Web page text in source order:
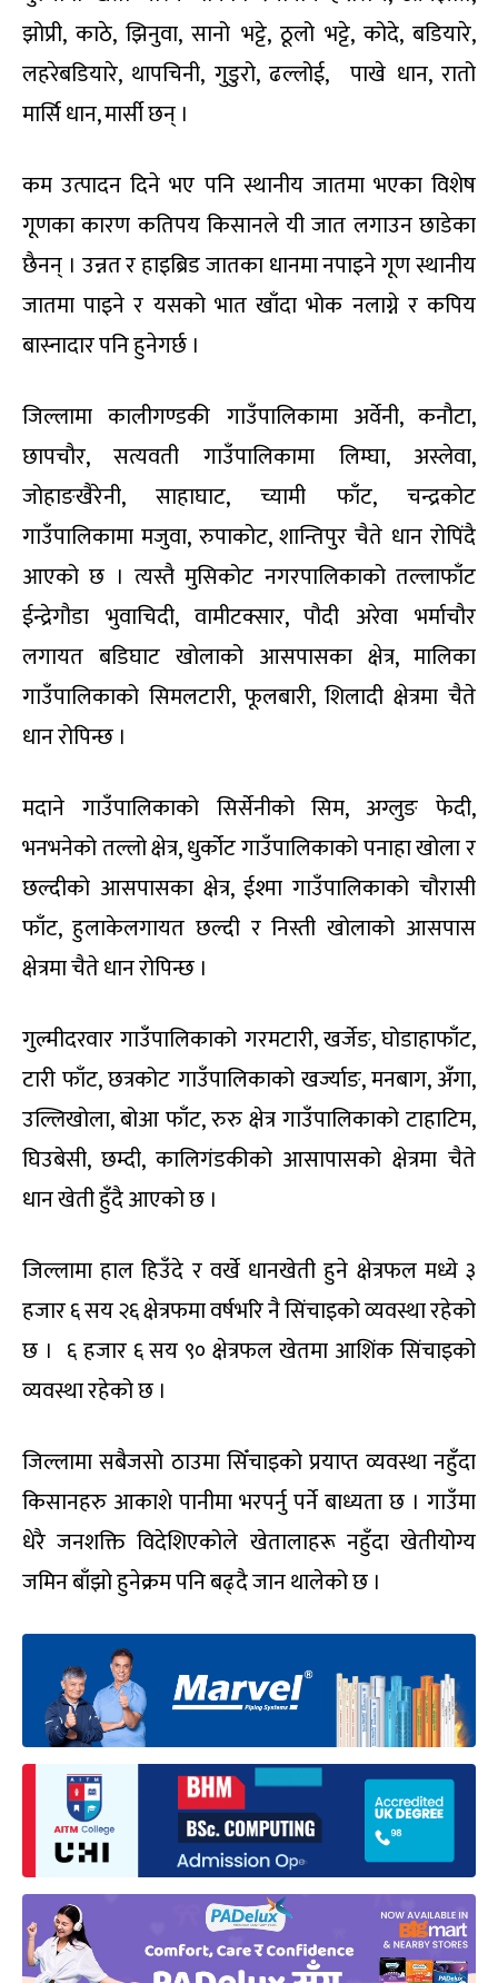
झोप्री, काठे, झिनुवा, सानो भट्टे, ठूलो भट्टे, कोदे, बडियारे,
लहरेबडियारे, थापचिनी, गुडुरो, ढल्लोई, पाखे धान, रातो
मार्सि धान, मार्सी छन् ।
कम उत्पादन दिने भए पनि स्थानीय जातमा भएका विशेष
गूणका कारण कतिपय किसानले यी जात लगाउन छाडेका
छैनन् । उन्नत र हाइब्रिड जातका धानमा नपाइने गूण स्थानीय
जातमा पाइने र यसको भात खाँदा भोक नलाग्ने र कपिय
बास्नादार पनि हुनेगर्छ ।
जिल्लामा कालीगण्डकी गाउँपालिकामा अर्वेनी, कनौटा,
छापचौर, सत्यवती गाउँपालिकामा लिम्घा, अस्लेवा,
जोहाङखैरेनी, साहाघाट, च्यामी फाँट, चन्द्रकोट
गाउँपालिकामा मजुवा, रुपाकोट, शान्तिपुर चैते धान रोपिंदै
आएको छ । त्यस्तै मुसिकोट नगरपालिकाको तल्लाफाँट
ईन्द्रेगौडा भुवाचिदी, वामीटक्सार, पौदी अरेवा भर्माचौर
लगायत बडिघाट खोलाको आसपासका क्षेत्र, मालिका
गाउँपालिकाको सिमलटारी, फूलबारी, शिलादी क्षेत्रमा चैते
धान रोपिन्छ ।
मदाने गाउँपालिकाको सिर्सेनीको सिम, अग्लुङ फेदी,
भनभनेको तल्लो क्षेत्र, धुर्कोट गाउँपालिकाको पनाहा खोला र
छल्दीको आसपासका क्षेत्र, ईश्मा गाउँपालिकाको चौरासी
फाँट, हुलाकेलगायत छल्दी र निस्ती खोलाको आसपास
क्षेत्रमा चैते धान रोपिन्छ ।
गुल्मीदरवार गाउँपालिकाको गरमटारी, खर्जेङ, घोडाहाफाँट,
टारी फाँट, छत्रकोट गाउँपालिकाको खर्ज्याङ, मनबाग, अँगा,
उल्लिखोला, बोआ फाँट, रुरु क्षेत्र गाउँपालिकाको टाहाटिम,
घिउबेसी, छम्दी, कालिगंडकीको आसापासको क्षेत्रमा चैते
धान खेती हुँदै आएको छ ।
जिल्लामा हाल हिउँदे र वर्खे धानखेती हुने क्षेत्रफल मध्ये ३
हजार ६ सय २६ क्षेत्रफमा वर्षभरि नै सिंचाइको व्यवस्था रहेको
छ । ६ हजार ६ सय ९० क्षेत्रफल खेतमा आशिंक सिंचाइको
व्यवस्था रहेको छ ।
जिल्लामा सबैजसो ठाउमा सिँचाइको प्रयाप्त व्यवस्था नहुँदा
किसानहरु आकाशे पानीमा भरपर्नु पर्ने बाध्यता छ । गाउँमा
धेरै जनशक्ति विदेशिएकोले खेतालाहरू नहुँदा खेतीयोग्य
जमिन बाँझो हुनेक्रम पनि बढ्दै जान थालेको छ ।